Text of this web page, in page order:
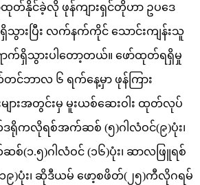
ထုတ်နိုင်ခဲ့လို ဖုန်ကျားရှင်တိုဟာ ဥပဒေ
သွားပြီး လက်နက်ကိုင်‌ သောင်းကျန်းသူ
ာက်ရှိသွားပါတော့တယ်။ ဖော်ထုတ်ရရှိမှု
တင်ဘာလ ၆ ရက်နေ့မှာ ဖုန်ကြား
ျားအတွင်းမှ မူးယစ်ဆေးဝါး ထုတ်လုပ်
ရိုကလိုရစ်အက်ဆစ် (၅)ဂါလံဝင်(၉)ပုံး၊
.၅)ဂါလံဝင် (၁၆)ပုံး၊ ဆာလဖြူရစ်
)ပုံး၊ ဆိုဒီယမ် ဖော့စဖိတ်(၂၅)ကီလိုဂရမ်